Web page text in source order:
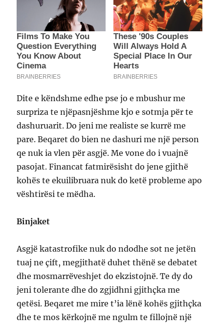
Dite e këndshme edhe pse jo e mbushur me
surpriza te njëpasnjëshme kjo e sotmja për te
dashuruarit. Do jeni me realiste se kurrë me
pare. Beqaret do bien ne dashuri me një person
qe nuk ia vlen për asgjë. Me vone do i vuajnë
pasojat. Financat fatmirësisht do jene gjithë
kohës te ekuilibruara nuk do ketë probleme apo
vështirësi te mëdha.
Binjaket
Asgjë katastrofike nuk do ndodhe sot ne jetën
tuaj ne çift, megjithatë duhet thënë se debatet
dhe mosmarrëveshjet do ekzistojnë. Te dy do
jeni tolerante dhe do zgjidhni gjithçka me
qetësi. Beqaret me mire t’ia lënë kohës gjithçka
dhe te mos kërkojnë me ngulm te fillojnë një